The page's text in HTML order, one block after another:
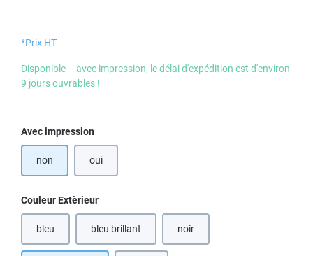
*Prix HT
Disponible – avec impression, le délai d'expédition est d'environ
9 jours ouvrables !
Sélectionnez
Avec impression
non oui
Sélectionnez
Couleur Extèrieur
bleu bleu brillant noir